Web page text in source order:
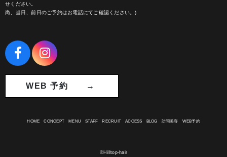
せください。
尚、当日、前日のご予約はお電話にてご確認ください。)
WEB 予約 →
HOME CONCEPT MENU STAFF RECRUIT ACCESS BLOG 訪問美容 WEB予約
©Hilltop-hair